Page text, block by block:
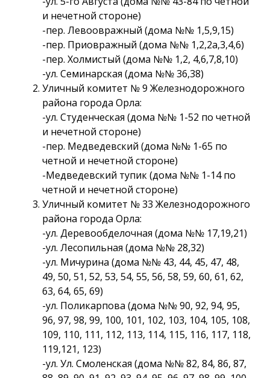
и нечетной стороне)
-пер. Левоовражный (дома №№ 1,5,9,15)
-пер. Приовражный (дома №№ 1,2,2а,3,4,6)
-пер. Холмистый (дома №№ 1,2, 4,6,7,8,10)
-ул. Семинарская (дома №№ 36,38)
Уличный комитет № 9 Железнодорожного
района города Орла:
-ул. Студенческая (дома №№ 1-52 по четной
и нечетной стороне)
-пер. Медведевский (дома №№ 1-65 по
четной и нечетной стороне)
-Медведевский тупик (дома №№ 1-14 по
четной и нечетной стороне)
Уличный комитет № 33 Железнодорожного
района города Орла:
-ул. Деревообделочная (дома №№ 17,19,21)
-ул. Лесопильная (дома №№ 28,32)
-ул. Мичурина (дома №№ 43, 44, 45, 47, 48,
49, 50, 51, 52, 53, 54, 55, 56, 58, 59, 60, 61, 62,
63, 64, 65, 69)
-ул. Поликарпова (дома №№ 90, 92, 94, 95,
96, 97, 98, 99, 100, 101, 102, 103, 104, 105, 108,
109, 110, 111, 112, 113, 114, 115, 116, 117, 118,
119,121, 123)
-ул. Ул. Смоленская (дома №№ 82, 84, 86, 87,